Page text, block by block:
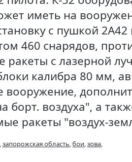
иметь на
с пушкой
460 снарядов,
ракеты с лазерной
калибра 80 мм,
вооружение,
борт. воздуха", а
ракеты "воздух-
,запорожская область,бои,зова,